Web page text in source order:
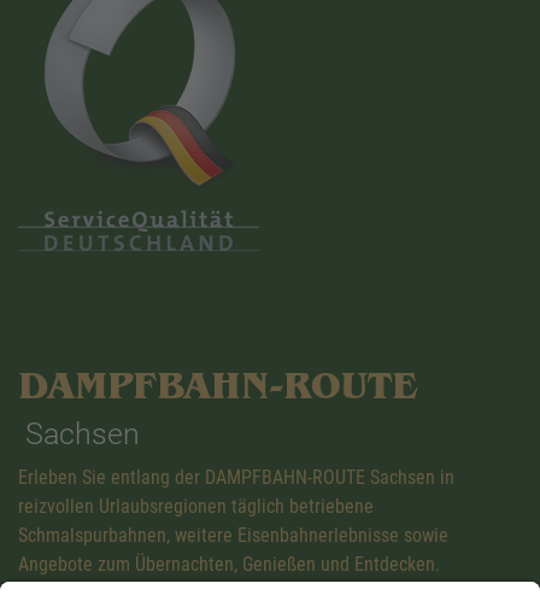
DAMPFBAHN-ROUTE
Sachsen
Erleben Sie entlang der DAMPFBAHN-ROUTE Sachsen in
reizvollen Urlaubsregionen täglich betriebene
Schmalspurbahnen, weitere Eisenbahnerlebnisse sowie
Angebote zum Übernachten, Genießen und Entdecken.